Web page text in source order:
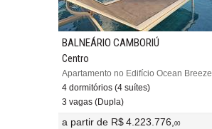
BALNEÁRIO CAMBORIÚ
Centro
Apartamento no Edifício Ocean Breeze
4 dormitórios (4 suítes)
3 vagas (Dupla)
a partir de R$ 4.223.776,00